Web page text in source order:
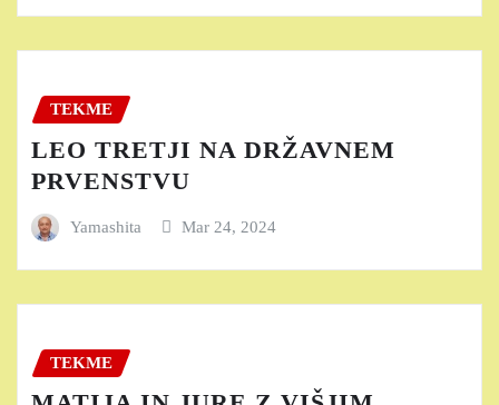
TEKME
LEO TRETJI NA DRŽAVNEM
PRVENSTVU
Yamashita Mar 24, 2024
TEKME